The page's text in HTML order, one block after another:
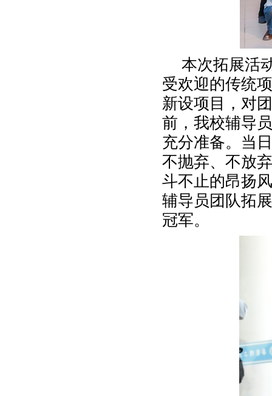
本次拓展活
受欢迎的传统
新设项目，对
前，我校辅导
充分准备。当
不抛弃、不放
斗不止的昂扬
辅导员团队拓
冠军。